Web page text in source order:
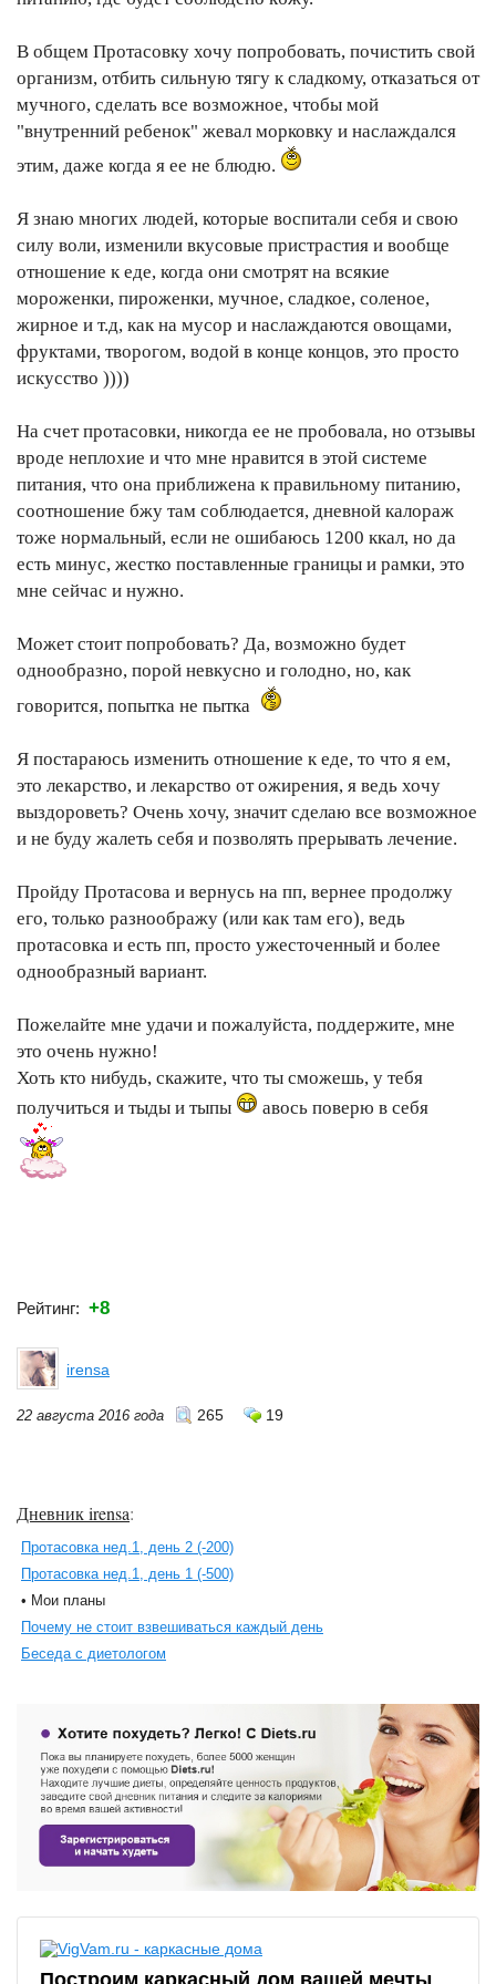
В общем Протасовку хочу попробовать, почистить свой
организм, отбить сильную тягу к сладкому, отказаться от
мучного, сделать все возможное, чтобы мой
"внутренний ребенок" жевал морковку и наслаждался
этим, даже когда я ее не блюдю.
Я знаю многих людей, которые воспитали себя и свою
силу воли, изменили вкусовые пристрастия и вообще
отношение к еде, когда они смотрят на всякие
мороженки, пироженки, мучное, сладкое, соленое,
жирное и т.д, как на мусор и наслаждаются овощами,
фруктами, творогом, водой в конце концов, это просто
искусство ))))
На счет протасовки, никогда ее не пробовала, но отзывы
вроде неплохие и что мне нравится в этой системе
питания, что она приближена к правильному питанию,
соотношение бжу там соблюдается, дневной калораж
тоже нормальный, если не ошибаюсь 1200 ккал, но да
есть минус, жестко поставленные границы и рамки, это
мне сейчас и нужно.
Может стоит попробовать? Да, возможно будет
однообразно, порой невкусно и голодно, но, как
говорится, попытка не пытка
Я постараюсь изменить отношение к еде, то что я ем,
это лекарство, и лекарство от ожирения, я ведь хочу
выздороветь? Очень хочу, значит сделаю все возможное
и не буду жалеть себя и позволять прерывать лечение.
Пройду Протасова и вернусь на пп, вернее продолжу
его, только разноображу (или как там его), ведь
протасовка и есть пп, просто ужесточенный и более
однообразный вариант.
Пожелайте мне удачи и пожалуйста, поддержите, мне
это очень нужно!
Хоть кто нибудь, скажите, что ты сможешь, у тебя
получиться и тыды и тыпы
авось поверю в себя
Рейтинг: +8
irensa
22 августа 2016 года 265 19
Дневник irensa:
Протасовка нед.1, день 2 (-200)
Протасовка нед.1, день 1 (-500)
• Мои планы
Почему не стоит взвешиваться каждый день
Беседа с диетологом
Построим каркасный дом вашей мечты